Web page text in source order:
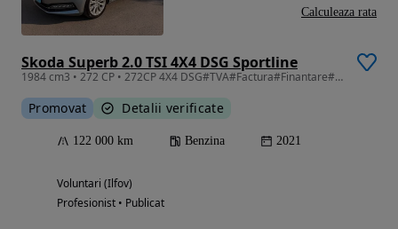
Skoda Superb 2.0 TSI 4X4 DSG Sportline
1984 cm3 • 272 CP • 272CP 4X4 DSG#TVA#Factura#Finantare#Garantie#In stoc#
Promovat Detalii verificate
122 000 km Benzina 2021
Voluntari (Ilfov)
Profesionist • Publicat
Calculeaza rata